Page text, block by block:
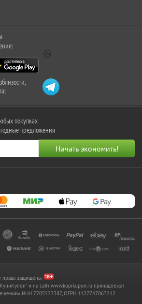
покупках
предложения
защищены.
и на сайт www.kupikupon.ru принадлежат
ИНН 7705523387, ОГРН 1127747063212